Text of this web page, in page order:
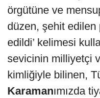
örgütüne ve
düzen, şehit edilen
edildi’ kelimesi
sevicinin milliyetçi
kimliğiyle bilinen,
Karamanımızda